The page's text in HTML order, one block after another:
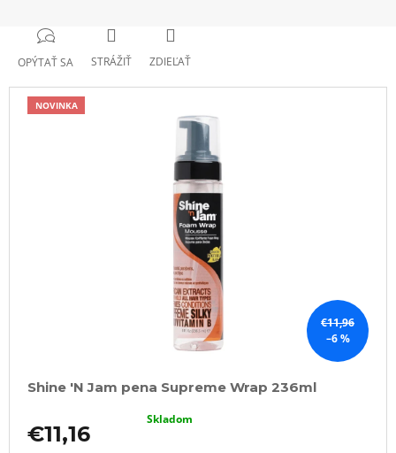
OPÝTAŤ SA STRÁŽIŤ ZDIEĽAŤ
€11,96
–6 %
NOVINKA
Shine 'N Jam pena Supreme Wrap 236ml
€11,16
Skladom